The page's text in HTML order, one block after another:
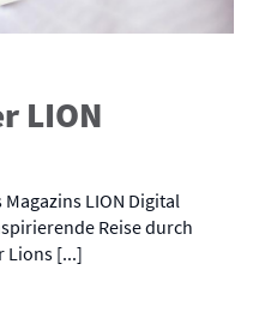
LION
LION Digital
Reise durch
Lions [...]